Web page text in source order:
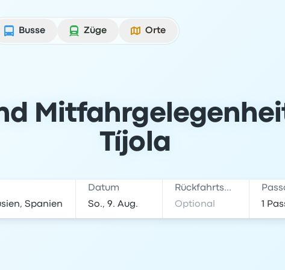
Busse
Züge Orte
Tíjola
Datum Rückfahrtsdatum